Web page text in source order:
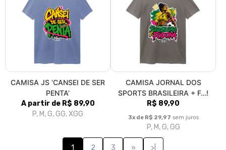
CAMISA JS ‘CANSEI DE SER
PENTA’
A partir de R$ 89,90
P, M, G, GG, XGG
CAMISA JORNAL DOS
SPORTS BRASILEIRA + F…!
R$ 89,90
3x de R$ 29,97 sem juros
P, M, G, GG
1 2 3 » >|